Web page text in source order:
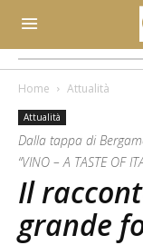
Home Attualità
Attualità
Dalla tappa di
“VINO – A TASTE OF
Il
grande